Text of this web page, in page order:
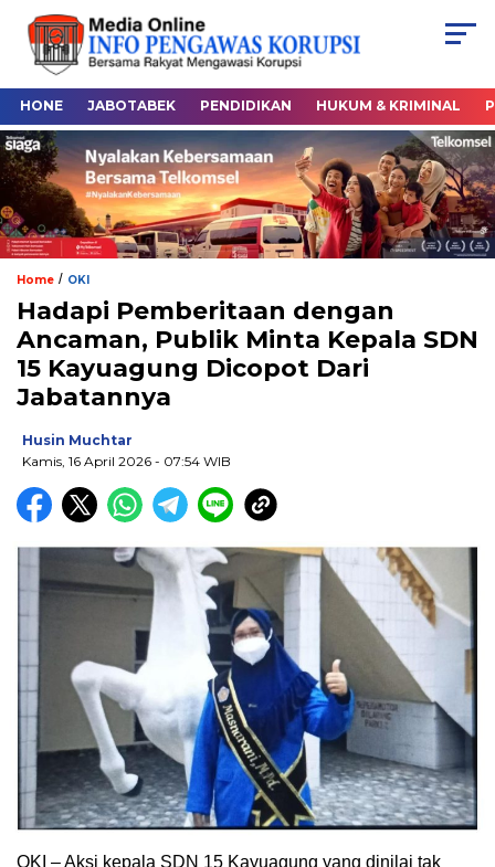
HONE JABOTABEK PENDIDIKAN HUKUM & KRIMINAL
Home / OKI
Hadapi Pemberitaan dengan
Ancaman, Publik Minta Kepala SDN
15 Kayuagung Dicopot Dari
Jabatannya
Husin Muchtar
Kamis, 16 April 2026 - 07:54 WIB
OKI – Aksi kepala SDN 15 Kayuagung yang dinilai tak